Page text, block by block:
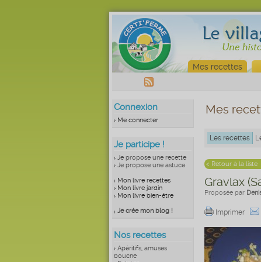
Mes recettes
Connexion
Me connecter
Je participe !
Je propose une recette
Je propose une astuce
Mon livre recettes
Mon livre jardin
Mon livre bien-être
Je crée mon blog !
Nos recettes
Apéritifs, amuses
bouche
Mes
Les recettes
< Retour à la liste
Gravlax
Proposée par
Imprimer